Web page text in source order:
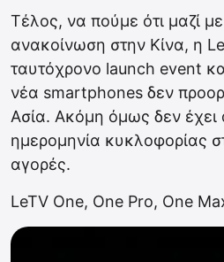
Τέλος, να πούμε ότι μαζί
ανακοίνωση στην Κίνα, η
ταυτόχρονο launch event
νέα smartphones δεν
Ασία. Ακόμη όμως δεν έχει
ημερομηνία κυκλοφορίας
αγορές.
LeTV One, One Pro, One